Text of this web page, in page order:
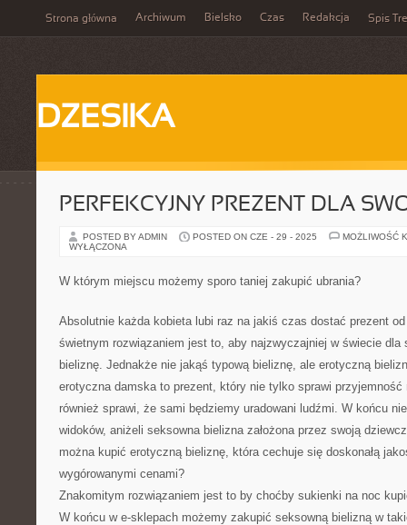
Strona główna Archiwum Bielsko Czas Redakcja Spis
DZESIKA
PERFEKCYJNY PREZENT DLA
POSTED BY ADMIN POSTED ON CZE - 29 - 2025
MOŻLIWOŚĆ
WYŁĄCZONA
W którym miejscu możemy sporo taniej zakupić ubrania?
Absolutnie każda kobieta lubi raz na jakiś czas dostać prezent od
świetnym rozwiązaniem jest to, aby najzwyczajniej w świecie dla
bieliznę. Jednakże nie jakąś typową bieliznę, ale erotyczną
erotyczna damska to prezent, który nie tylko sprawi
również sprawi, że sami będziemy uradowani ludźmi. W końcu
widoków, aniżeli seksowna bielizna założona przez swoją
można kupić erotyczną bieliznę, która cechuje się doskonałą
wygórowanymi cenami?
Znakomitym rozwiązaniem jest to by choćby sukienki na noc
W końcu w e-sklepach możemy zakupić seksowną bielizną w